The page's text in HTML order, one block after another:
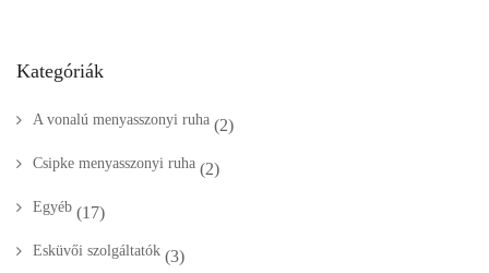
Kategóriák
A vonalú menyasszonyi ruha (2)
Csipke menyasszonyi ruha (2)
Egyéb (17)
Esküvői szolgáltatók (3)